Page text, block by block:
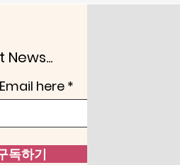
here
독하기